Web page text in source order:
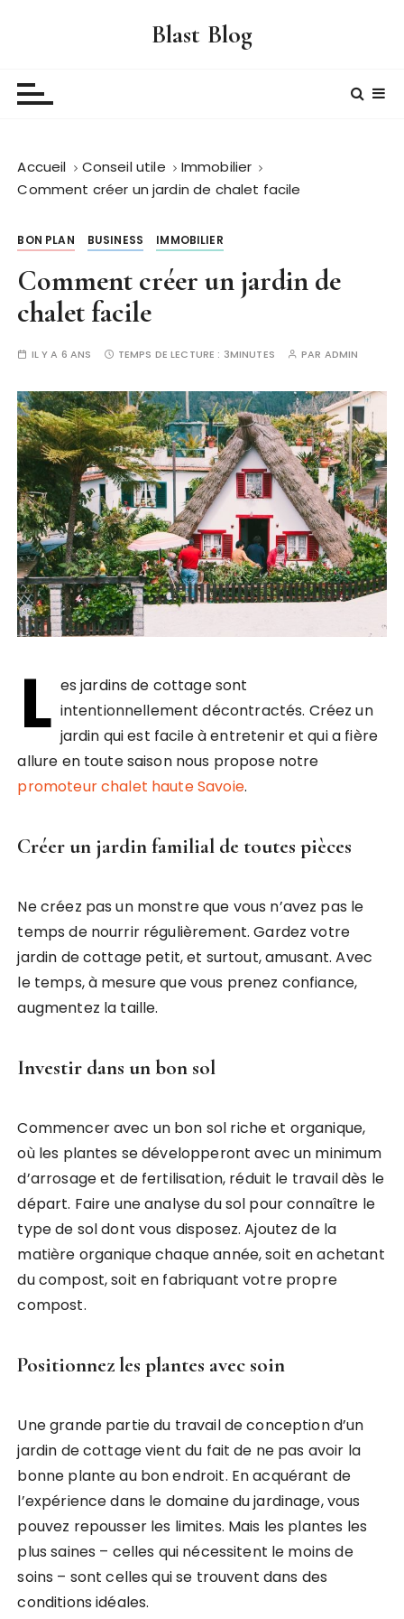
Blast Blog
Accueil Conseil utile
Immobilier
Comment créer un jardin de chalet facile
BON PLAN BUSINESS IMMOBILIER
Comment créer un jardin de
chalet facile
IL Y A 6 ANS TEMPS DE LECTURE : 3MINUTES PAR ADMIN
L es jardins de cottage sont
intentionnellement décontractés. Créez un
jardin qui est facile à entretenir et qui a fière
allure en toute saison nous propose notre
promoteur chalet haute Savoie.
Créer un jardin familial de toutes pièces
Ne créez pas un monstre que vous n’avez pas le
temps de nourrir régulièrement. Gardez votre
jardin de cottage petit, et surtout, amusant. Avec
le temps, à mesure que vous prenez confiance,
augmentez la taille.
Investir dans un bon sol
Commencer avec un bon sol riche et organique,
où les plantes se développeront avec un minimum
d’arrosage et de fertilisation, réduit le travail dès le
départ. Faire une analyse du sol pour connaître le
type de sol dont vous disposez. Ajoutez de la
matière organique chaque année, soit en achetant
du compost, soit en fabriquant votre propre
compost.
Positionnez les plantes avec soin
Une grande partie du travail de conception d’un
jardin de cottage vient du fait de ne pas avoir la
bonne plante au bon endroit. En acquérant de
l’expérience dans le domaine du jardinage, vous
pouvez repousser les limites. Mais les plantes les
plus saines – celles qui nécessitent le moins de
soins – sont celles qui se trouvent dans des
conditions idéales.